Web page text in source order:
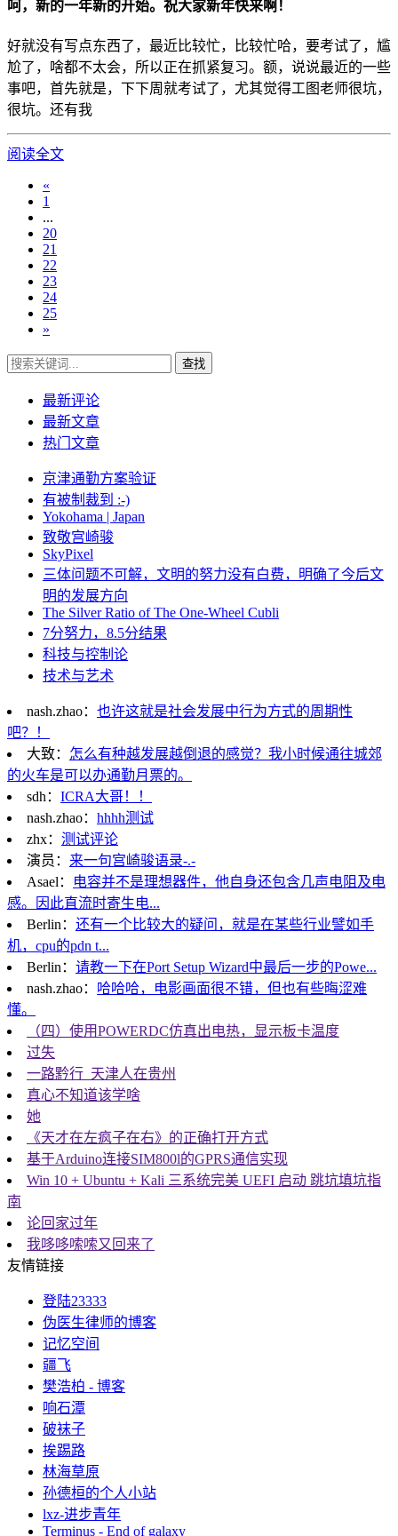
呵，新的一年新的开始。祝大家新年快来啊！
好就没有写点东西了，最近比较忙，比较忙哈，要考试了，尴
尬了，啥都不太会，所以正在抓紧复习。额，说说最近的一些
事吧，首先就是，下下周就考试了，尤其觉得工图老师很坑，
很坑。还有我
阅读全文
«
1
...
20
21
22
23
24
25
»
查找
最新评论
最新文章
热门文章
京津通勤方案验证
有被制裁到 :-)
Yokohama | Japan
致敬宫崎骏
SkyPixel
三体问题不可解，文明的努力没有白费，明确了今后文
明的发展方向
The Silver Ratio of The One-Wheel Cubli
7分努力，8.5分结果
科技与控制论
技术与艺术
nash.zhao： 也许这就是社会发展中行为方式的周期性
吧？！
大致： 怎么有种越发展越倒退的感觉？我小时候通往城郊
的火车是可以办通勤月票的。
sdh： ICRA大哥！！
nash.zhao： hhhh测试
zhx： 测试评论
演员： 来一句宫崎骏语录-.-
Asael：
电容并不是理想器件，他自身还包含几声电阻及电
感。因此直流时寄生电...
Berlin： 还有一个比较大的疑问，就是在某些行业譬如手
机，cpu的pdn t...
Berlin： 请教一下在Port Setup Wizard中最后一步的Powe...
nash.zhao： 哈哈哈，电影画面很不错，但也有些晦涩难
懂。
（四）使用POWERDC仿真出电热，显示板卡温度
过失
一路黔行_天津人在贵州
真心不知道该学啥
她
《天才在左疯子在右》的正确打开方式
基于Arduino连接SIM800l的GPRS通信实现
Win 10 + Ubuntu + Kali 三系统完美 UEFI 启动 跳坑填坑指
南
论回家过年
我哆哆嗦嗦又回来了
友情链接
登陆23333
伪医生律师的博客
记忆空间
疆飞
樊浩柏 - 博客
响石潭
破袜子
挨踢路
林海草原
孙德桓的个人小站
lxz-进步青年
Terminus - End of galaxy